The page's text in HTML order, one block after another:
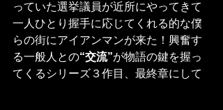
っていた選挙議員が近所にやってきて
一人ひとり握手に応じてくれる的な僕
らの街にアイアンマンが来た！興奮す
る一般人との“交流”が物語の鍵を握っ
てくるシリーズ３作目、最終章にして